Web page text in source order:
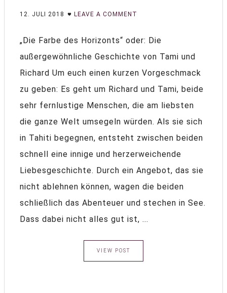
12. JULI 2018 LEAVE A COMMENT
„Die Farbe des Horizonts“ oder: Die
außergewöhnliche Geschichte von Tami und
Richard Um euch einen kurzen Vorgeschmack
zu geben: Es geht um Richard und Tami, beide
sehr fernlustige Menschen, die am liebsten
die ganze Welt umsegeln würden. Als sie sich
in Tahiti begegnen, entsteht zwischen beiden
schnell eine innige und herzerweichende
Liebesgeschichte. Durch ein Angebot, das sie
nicht ablehnen können, wagen die beiden
schließlich das Abenteuer und stechen in See.
Dass dabei nicht alles gut ist, ...
VIEW POST